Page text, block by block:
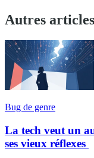
Autres articles
Bug de genre
La tech veut un
ses vieux réflexes